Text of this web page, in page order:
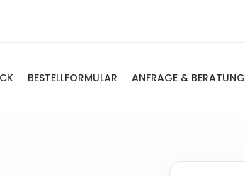
BESTELLFORMULAR ANFRAGE & BERATUNG